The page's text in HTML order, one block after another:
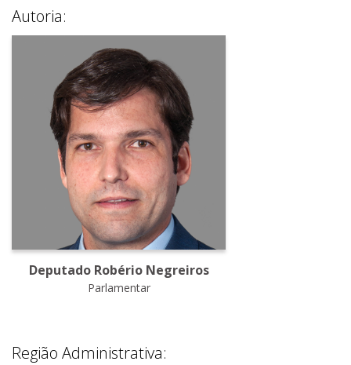
Autoria:
Deputado Robério Negreiros
Parlamentar
Região Administrativa: